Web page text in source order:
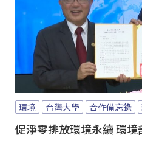
環境 台灣大學 合作備忘錄
促淨零排放環境永續 環